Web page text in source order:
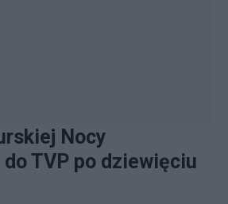
Nocy
do TVP po dziewięciu